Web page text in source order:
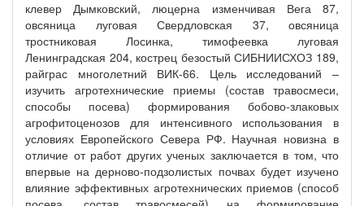
клевер Дымковский, люцерна изменчивая Вега 87,
овсяница луговая Свердловская 37, овсяница
тростниковая Лосинка, тимофеевка луговая
Ленинградская 204, кострец безостый СИБНИИСХОЗ 189,
райграс многолетний ВИК-66. Цель исследований –
изучить агротехнические приемы (состав травосмеси,
способы посева) формирования бобово-злаковых
агрофитоценозов для интенсивного использования в
условиях Европейского Севера РФ. Научная новизна в
отличие от работ других ученых заключается в том, что
впервые на дерново-подзолистых почвах будет изучено
влияние эффективных агротехнических приемов (способ